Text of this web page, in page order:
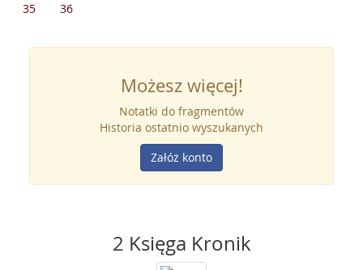
35
36
Możesz więcej!
Notatki do fragmentów
Historia ostatnio wyszukanych
Załóż konto
2 Księga Kronik